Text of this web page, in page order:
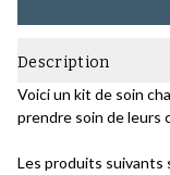
Description
Voici un kit de soin
prendre soin de leurs
Les produits suivants